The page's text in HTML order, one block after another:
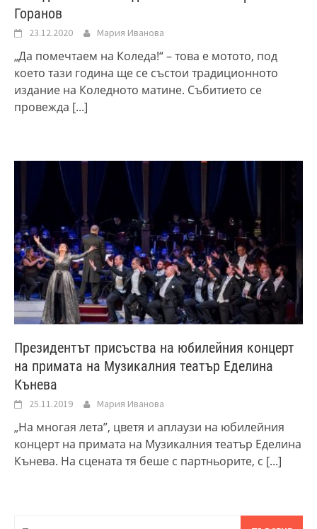
Горанов
23.12.2020 Мария Иванова
„Да помечтаем на Коледа!“ – това е мотото, под
което тази година ще се състои традиционното
издание на Коледното матине. Събитието се
провежда [...]
Президентът присъства на юбилейния концерт
на примата на Музикалния театър Еделина
Кънева
25.11.2019 Мария Иванова
„На многая лета”, цветя и аплаузи на юбилейния
концерт на примата на Музикалния театър Еделина
Кънева. На сцената тя беше с партньорите, с [...]